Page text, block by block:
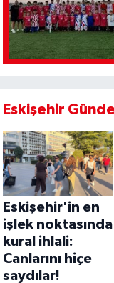
Eskişehir
Eskişehir'in en
işlek noktasında
kural ihlali:
Canlarını hiçe
saydılar!